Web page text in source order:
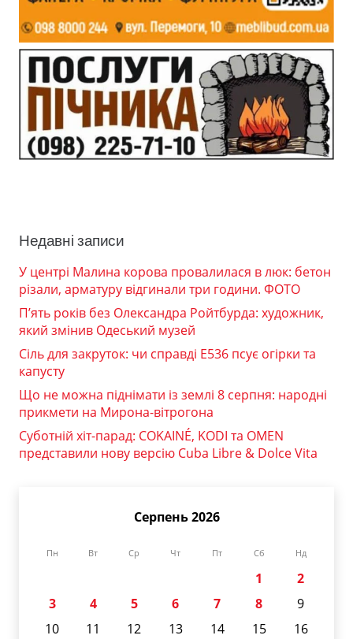
Недавні записи
У центрі Малина корова провалилася в люк: бетон
різали, арматуру відгинали три години. ФОТО
П’ять років без Олександра Ройтбурда: художник,
який змінив Одеський музей
Сіль для закруток: чи справді Е536 псує огірки та
капусту
Що не можна піднімати із землі 8 серпня: народні
прикмети на Мирона-вітрогона
Суботній хіт-парад: COKAINÉ, KODI та OMEN
представили нову версію Cuba Libre & Dolce Vita
Серпень 2026
Пн Вт Ср Чт Пт Сб Нд
1
2
3
4 5 6 7 8
9
10
11 12 13 14 15
16